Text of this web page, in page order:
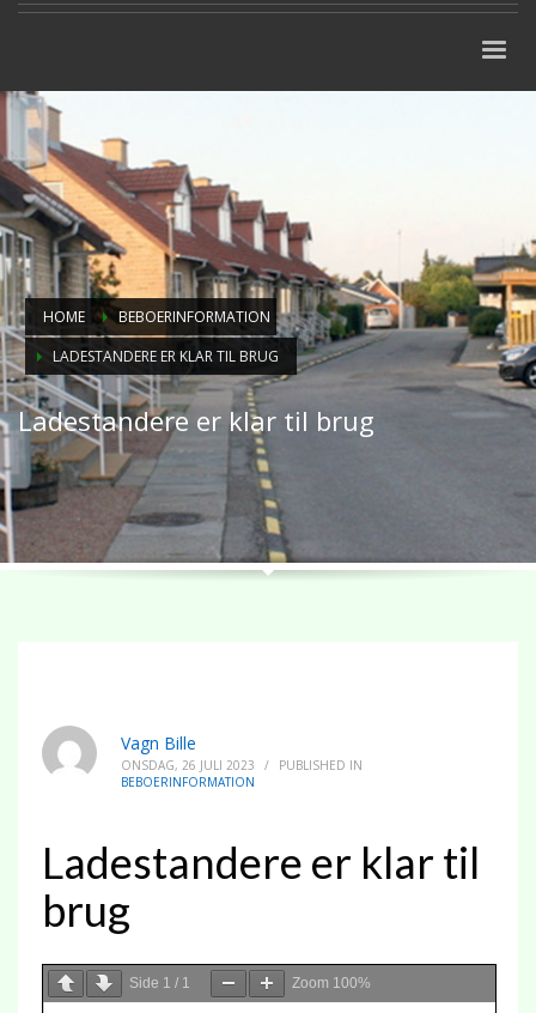
HOME
BEBOERINFORMATION
LADESTANDERE ER KLAR TIL BRUG
Ladestandere er klar til brug
Vagn Bille
ONSDAG, 26 JULI 2023 /
PUBLISHED IN
BEBOERINFORMATION
Ladestandere er klar til
brug
Side 1 / 1 Zoom 100%